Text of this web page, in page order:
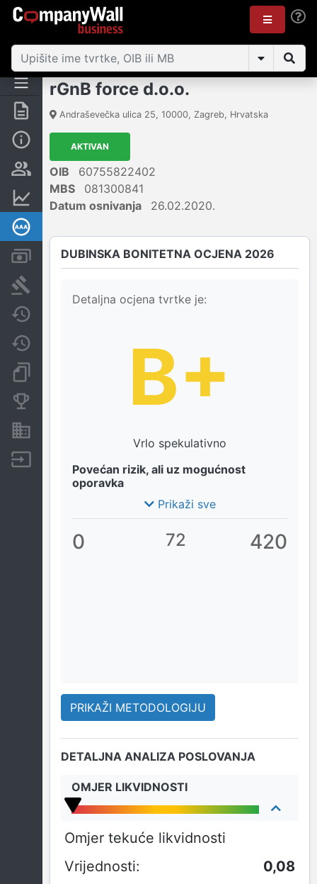
Sažetak
Osobe i vlasništvo
Računi i blokade
rGnB force d.o.o.
Andraševečka ulica 25, 10000, Zagreb, Hrvatska
AKTIVAN
OIB
60755822402
MBS
081300841
Datum osnivanja
26.02.2020.
DUBINSKA BONITETNA OCJENA 2026
Detaljna ocjena tvrtke je:
B+
Vrlo spekulativno
Povećan rizik, ali uz mogućnost
oporavka
Prikaži sve
0 72 420
PRIKAŽI METODOLOGIJU
DETALJNA ANALIZA POSLOVANJA
OMJER LIKVIDNOSTI
Omjer tekuće likvidnosti
0,08